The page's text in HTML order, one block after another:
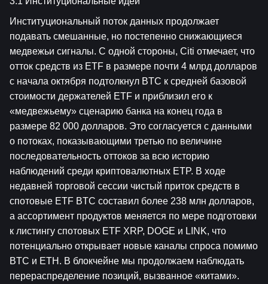
Институциональный поток данных продолжает
подавать смешанные, но постепенно снижающиеся
медвежьи сигналы. С одной стороны, Citi отмечает, что
отток средств из ETF в размере почти 4 млрд долларов
с начала октября подтолкнул BTC к средней базовой
стоимости держателей ETF и приблизил его к
«медвежьему» сценарию банка на конец года в
размере 82 000 долларов. Это согласуется с данными
о потоках, показывающими третью по величине
последовательность оттоков за всю историю
наблюдений среди криптовалютных ETP. В ходе
недавней торговой сессии чистый приток средств в
спотовые ETF BTC составил более 238 млн долларов,
а ассортимент продуктов меняется по мере подготовки
к листингу спотовых ETF XRP, DOGE и LINK, что
потенциально открывает новые каналы спроса помимо
BTC и ETH. В блокчейне мы продолжаем наблюдать
перераспределение позиций, вызванное «китами».